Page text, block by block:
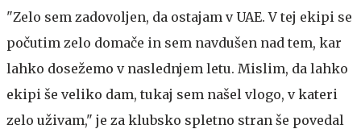
"Zelo sem zadovoljen, da ostajam v UAE. V tej ekipi se
počutim zelo domače in sem navdušen nad tem, kar
lahko dosežemo v naslednjem letu. Mislim, da lahko
ekipi še veliko dam, tukaj sem našel vlogo, v kateri
zelo uživam," je za klubsko spletno stran še povedal